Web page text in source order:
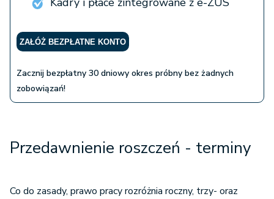
ZAŁÓŻ BEZPŁATNE KONTO
Zacznij bezpłatny 30 dniowy okres próbny bez żadnych
zobowiązań!
Przedawnienie roszczeń - terminy
Co do zasady, prawo pracy rozróżnia roczny, trzy- oraz